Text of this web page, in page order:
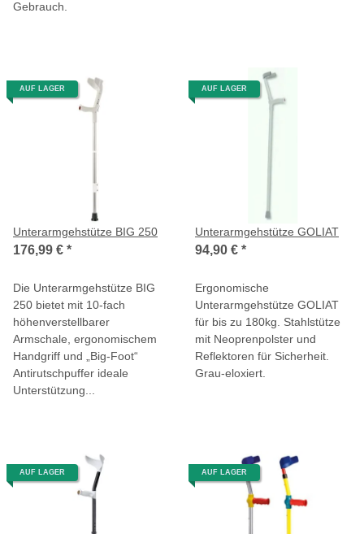
Gebrauch.
AUF LAGER
Unterarmgehstütze BIG 250
176,99 € *
Die Unterarmgehstütze BIG
250 bietet mit 10-fach
höhenverstellbarer
Armschale, ergonomischem
Handgriff und „Big-Foot“
Antirutschpuffer ideale
Unterstützung...
AUF LAGER
Unterarmgehstütze GOLIAT
94,90 € *
Ergonomische
Unterarmgehstütze GOLIAT
für bis zu 180kg. Stahlstütze
mit Neoprenpolster und
Reflektoren für Sicherheit.
Grau-eloxiert.
AUF LAGER AUF LAGER